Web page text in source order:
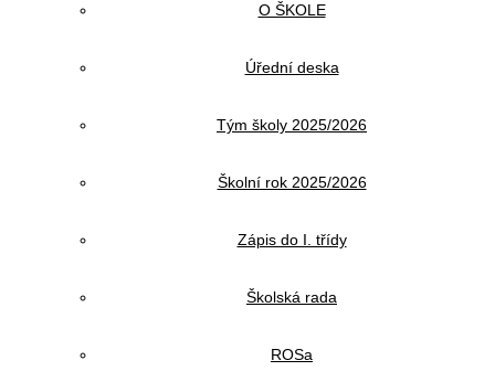
O ŠKOLE
Úřední deska
Tým školy 2025/2026
Školní rok 2025/2026
Zápis do I. třídy
Školská rada
ROSa